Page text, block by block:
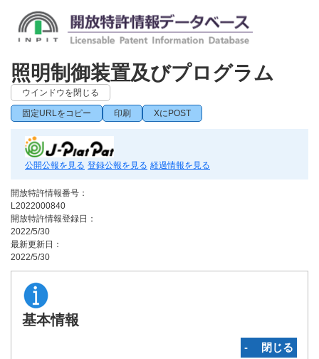
照明制御装置及びプログラム
ウインドウを閉じる
固定URLをコピー 印刷 XにPOST
公開公報を見る 登録公報を見る 経過情報を見る
開放特許情報番号：
L2022000840
開放特許情報登録日：
2022/5/30
最新更新日：
2022/5/30
基本情報
‐ 閉じる